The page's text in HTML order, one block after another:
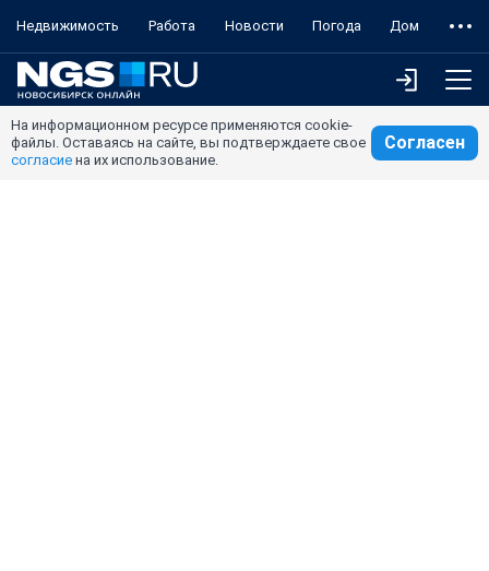
Недвижимость Работа Новости Погода Дом
На информационном ресурсе применяются cookie-
файлы. Оставаясь на сайте, вы подтверждаете свое
согласие на их использование.
Согласен